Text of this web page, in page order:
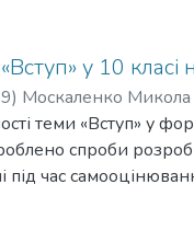
процесі з біології.
у 10
) Москаленко
;Mironets Liudmyla
теми «Вступ» у
спроби
під час
у вивченні